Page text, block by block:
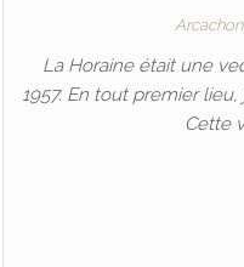
Arcachon
La Horaine était une
1957. En tout premier
Cette